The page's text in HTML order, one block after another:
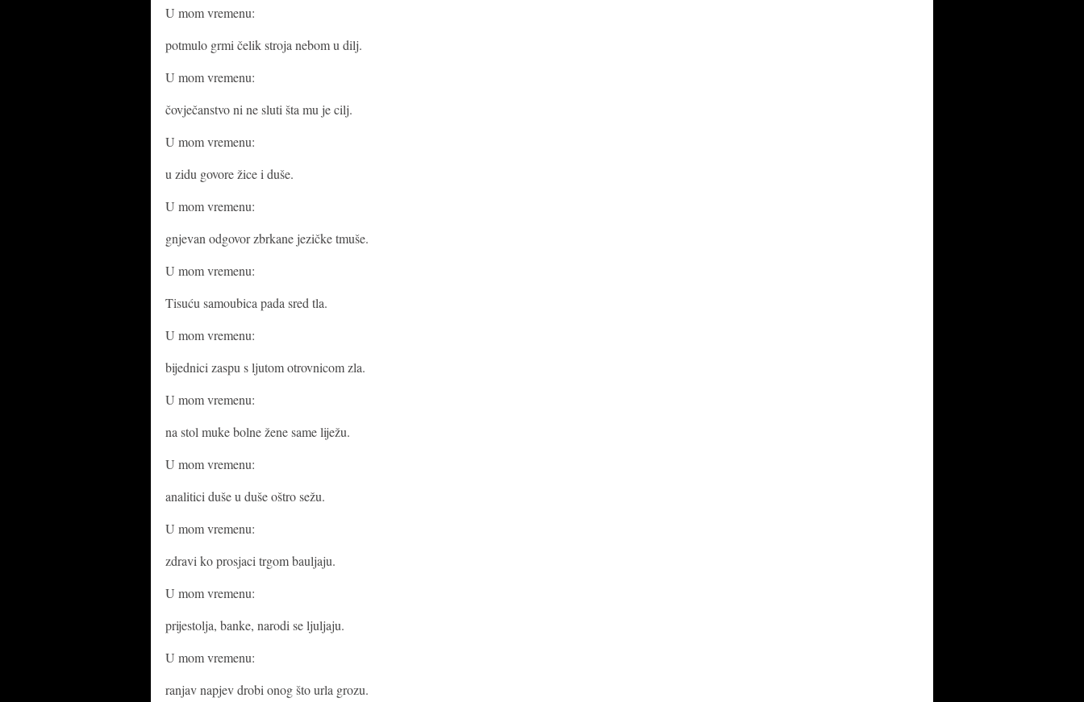
U mom vremenu:
potmulo grmi čelik stroja nebom u dilj.
U mom vremenu:
čovječanstvo ni ne sluti šta mu je cilj.
U mom vremenu:
u zidu govore žice i duše.
U mom vremenu:
gnjevan odgovor zbrkane jezičke tmuše.
U mom vremenu:
Tisuću samoubica pada sred tla.
U mom vremenu:
bijednici zaspu s ljutom otrovnicom zla.
U mom vremenu:
na stol muke bolne žene same liježu.
U mom vremenu:
analitici duše u duše oštro sežu.
U mom vremenu:
zdravi ko prosjaci trgom bauljaju.
U mom vremenu:
prijestolja, banke, narodi se ljuljaju.
U mom vremenu:
ranjav napjev drobi onog što urla grozu.